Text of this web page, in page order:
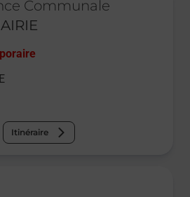
Communale
Itinéraire